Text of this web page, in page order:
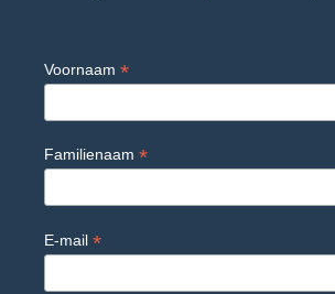
Voornaam *
Familienaam *
E-mail *